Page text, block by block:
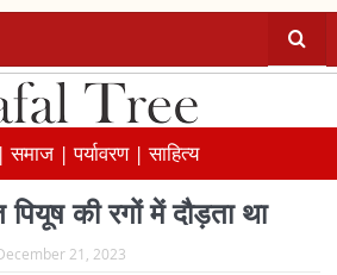
|समाज |पर्यावरण |साहित्य
की रगों में दौड़ता था
21, 2023